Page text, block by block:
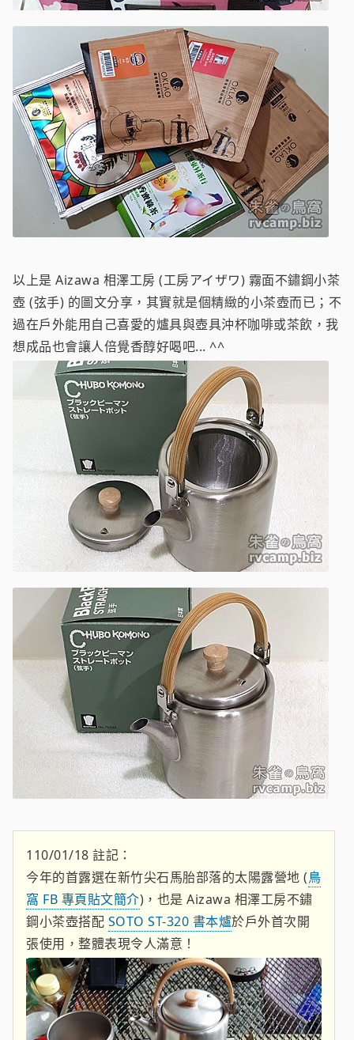
以上是 Aizawa 相澤工房 (工房アイザワ) 霧面不鏽鋼小茶
壺 (弦手) 的圖文分享，其實就是個精緻的小茶壺而已；不
過在戶外能用自己喜愛的爐具與壺具沖杯咖啡或茶飲，我
想成品也會讓人倍覺香醇好喝吧... ^^
110/01/18 註記：
今年的首露選在新竹尖石馬胎部落的太陽露營地 (鳥
窩 FB 專頁貼文簡介)，也是 Aizawa 相澤工房不鏽
鋼小茶壺搭配 SOTO ST-320 書本爐於戶外首次開
張使用，整體表現令人滿意！